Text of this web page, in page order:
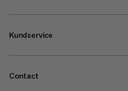
Kundservice
Contact